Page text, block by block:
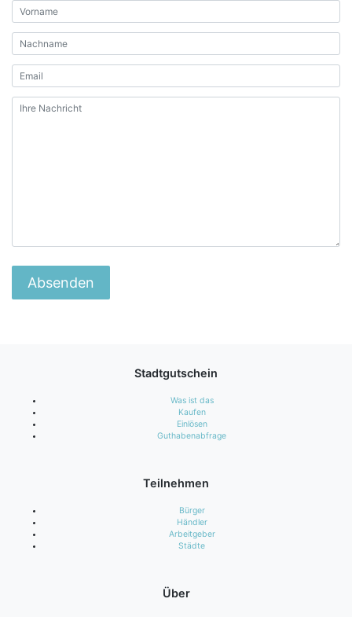
Stadtgutschein
Was ist das
Kaufen
Einlösen
Guthabenabfrage
Teilnehmen
Bürger
Händler
Arbeitgeber
Städte
Über